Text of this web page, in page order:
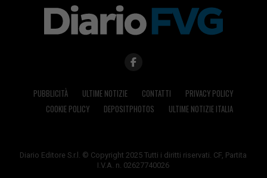
PUBBLICITÀ ULTIME NOTIZIE CONTATTI
PRIVACY POLICY
COOKIE POLICY
DEPOSITPHOTOS ULTIME NOTIZIE ITALIA
Diario Editore S.r.l. © Copyright 2025 Tutti i diritti riservati. CF, Partita
I.V.A. n. 02627740026